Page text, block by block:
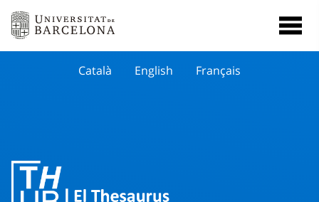
Català English Français